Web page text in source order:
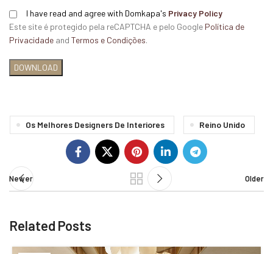
I have read and agree with Domkapa's Privacy Policy
Este site é protegido pela reCAPTCHA e pelo Google Política de
Privacidade and Termos e Condições.
Os Melhores Designers De Interiores Reino Unido
Newer Older
Related Posts